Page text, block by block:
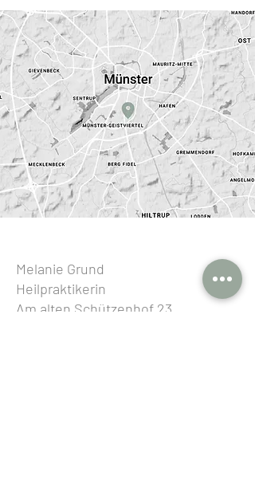
Melanie Grund
Heilpraktikerin
Am alten Schützenhof 23